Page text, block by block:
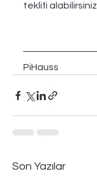
teklifi alabilirsiniz.
PiHauss
Son Yazılar